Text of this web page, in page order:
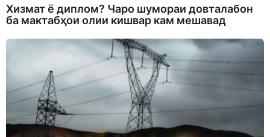
Хизмат ё диплом? Чаро шумораи довталабон
ба мактабҳои олии кишвар кам мешавад